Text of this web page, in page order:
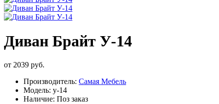
Диван Брайт У-14
от 2039 руб.
Производитель: Самая Мебель
Модель: y-14
Наличие: Поз заказ